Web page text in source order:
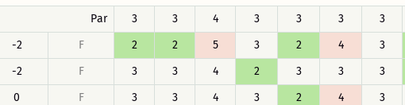
Par
3 3 4 3 3 3 3
-2 F 2 2 5 3 2 4 3
-2 F 3 3 4 2 3 3 3
0 F 3 3 4 3 2 4 3